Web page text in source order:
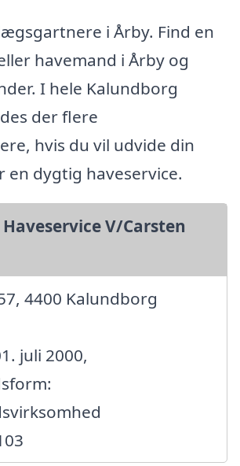
i Årby. Find en
havemand i Årby og
I hele Kalundborg
der flere
hvis du vil udvide din
en dygtig haveservice.
Haveservice V/Carsten
4400 Kalundborg
juli 2000,